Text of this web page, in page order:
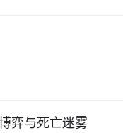
弈与死亡迷雾